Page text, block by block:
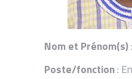
Nom et Prénom(s)
Poste/fonction: